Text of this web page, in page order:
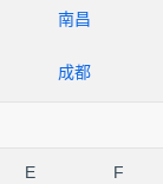
南昌
成都
E F